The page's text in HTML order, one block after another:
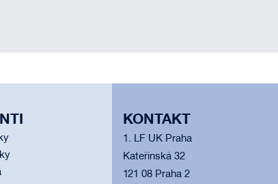
KONTAKT
1. LF UK Praha
Kateřinská 32
121 08 Praha 2